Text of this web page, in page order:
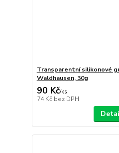
Transparentní silikonové
Waldhausen, 30g
90 Kč/ks
74 Kč bez DPH